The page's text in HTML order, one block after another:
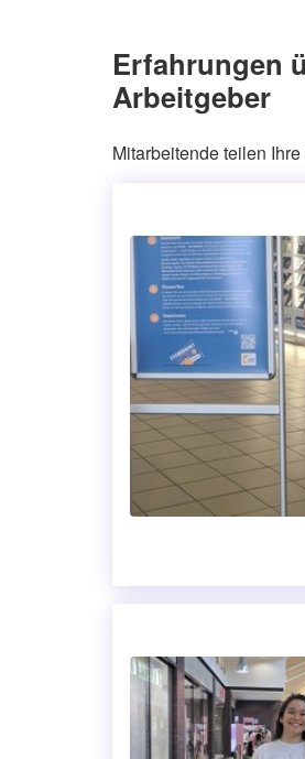
Erfahrungen
Arbeitgeber
Mitarbeitende teilen